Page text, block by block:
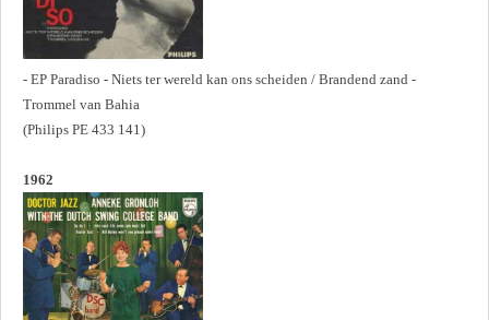
- EP Paradiso - Niets ter wereld kan ons scheiden / Brandend zand -
Trommel van Bahia
(Philips PE 433 141)
1962